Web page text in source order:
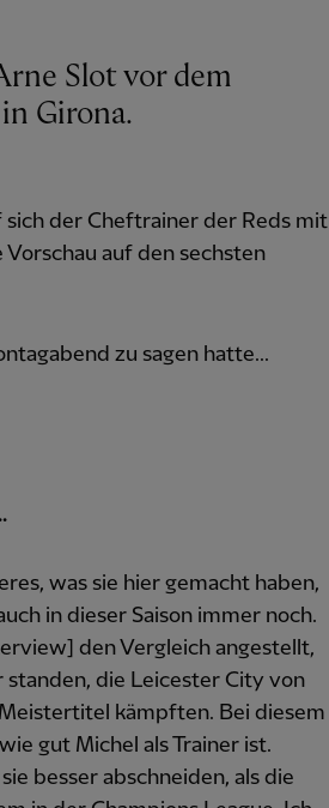
Girona.
sich der Cheftrainer der Reds mit
auf den sechsten
zu sagen hatte...
was sie hier gemacht haben,
in dieser Saison immer noch.
den Vergleich angestellt,
standen, die Leicester City von
kämpften. Bei diesem
gut Michel als Trainer ist.
besser abschneiden, als die